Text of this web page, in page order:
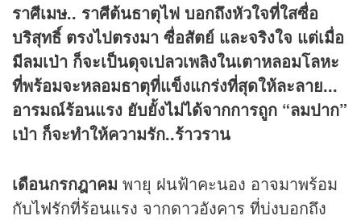
ราศีเมษ.. ราศีต้นธาตุไฟ บอกถึงหัวใจที่ใสซื่อ
บริสุทธิ์ ตรงไปตรงมา ซื่อสัตย์ และจริงใจ แต่เมื่อ
มีลมเป่า ก็จะเป็นดุจเปลวเพลิงในเตาหลอมโลหะ
ที่พร้อมจะหลอมธาตุที่แข็งแกร่งที่สุดให้ละลาย...
อารมณ์ร้อนแรง ยับยั้งไม่ได้จากการถูก “ลมปาก”
เป่า ก็จะทำให้ความรัก..ร้าวราน
เดือนกรกฎาคม พายุ ฝนฟ้าคะนอง อาจมาพร้อม
กับไฟรักที่ร้อนแรง จากดาวอังคาร ที่บ่งบอกถึง